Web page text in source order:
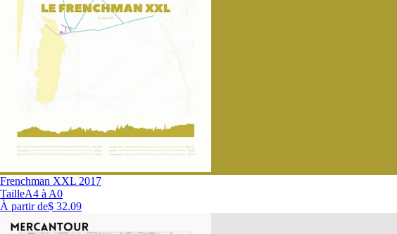
Frenchman XXL 2017
TailleA4 à A0
À partir de$ 32.09